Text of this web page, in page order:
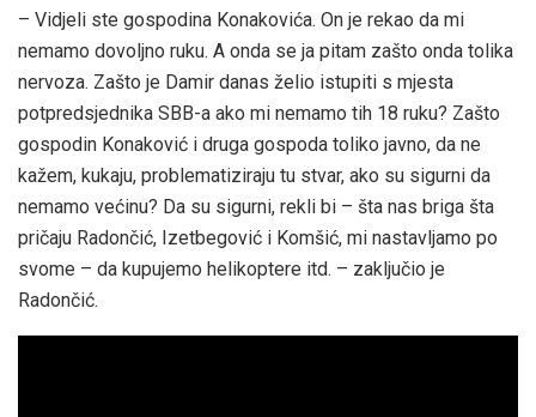
– Vidjeli ste gospodina Konakovića. On je rekao da mi
nemamo dovoljno ruku. A onda se ja pitam zašto onda tolika
nervoza. Zašto je Damir danas želio istupiti s mjesta
potpredsjednika SBB-a ako mi nemamo tih 18 ruku? Zašto
gospodin Konaković i druga gospoda toliko javno, da ne
kažem, kukaju, problematiziraju tu stvar, ako su sigurni da
nemamo većinu? Da su sigurni, rekli bi – šta nas briga šta
pričaju Radončić, Izetbegović i Komšić, mi nastavljamo po
svome – da kupujemo helikoptere itd. – zaključio je
Radončić.